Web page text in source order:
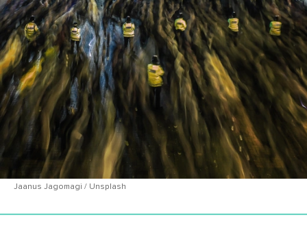
Jaanus Jagomagi / Unsplash